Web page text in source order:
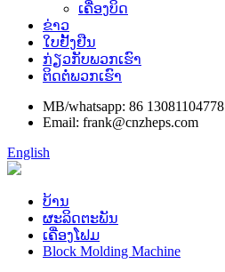
ເຄື່ອງບິດ
ຂ່າວ
ໃບຢັ້ງຢືນ
ກ່ຽວກັບພວກເຮົາ
ຕິດຕໍ່ພວກເຮົາ
MB/whatsapp: 86 13081104778
Email: frank@cnzheps.com
English
ບ້ານ
ຜະລິດຕະພັນ
ເຄື່ອງໂຟມ
Block Molding Machine